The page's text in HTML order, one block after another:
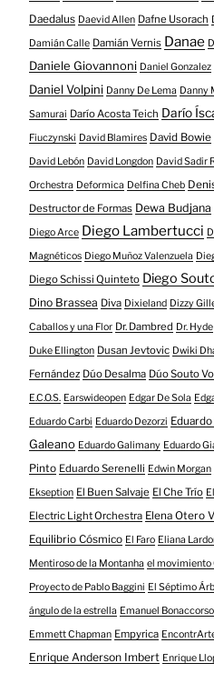
Daedalus Daevid Allen Dafne Usorach
Damián Calle Damián Vernis Danae
Daniele Giovannoni Daniel Gonzalez
Daniel Volpini Danny De Lema Danny
Samurai Darío Acosta Teich Darío
Fiuczynski David Blamires David Bowie
David Lebón David Longdon David Sadir
Orchestra Deformica Delfina Cheb
Destructor de Formas Dewa Budjana
Diego Arce Diego Lambertucci
Magnéticos Diego Muñoz Valenzuela
Diego Schissi Quinteto Diego
Dino Brassea Diva Dixieland Dizzy
Caballos y una Flor Dr. Dambred Dr. Hyde
Duke Ellington Dusan Jevtovic Dwiki
Fernández Dúo Desalma Dúo Souto
E.C.O.S. Earswideopen Edgar De Sola
Eduardo Carbi Eduardo Dezorzi
Galeano Eduardo Galimany Eduardo
Pinto Eduardo Serenelli Edwin Morgan
Ekseption El Buen Salvaje El Che Trío
Electric Light Orchestra Elena Otero
Equilibrio Cósmico El Faro Eliana
Mentiroso de la Montanha el movimiento
Proyecto de Pablo Baggini El Séptimo
ángulo de la estrella Emanuel Bonaccorso
Emmett Chapman Empyrica
Enrique Anderson Imbert Enrique